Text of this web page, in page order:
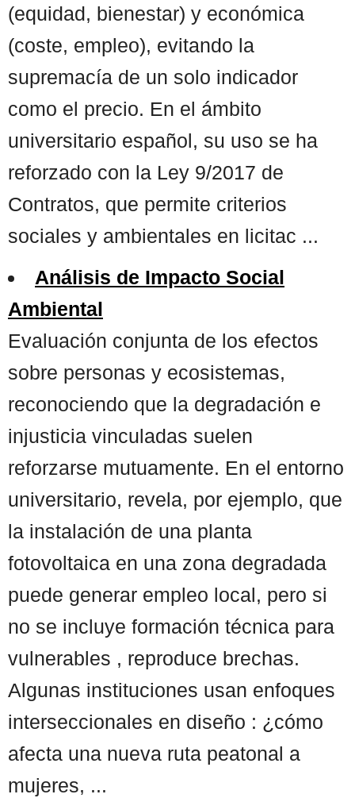
(equidad, bienestar) y económica
(coste, empleo), evitando la
supremacía de un solo indicador
como el precio. En el ámbito
universitario español, su uso se ha
reforzado con la Ley 9/2017 de
Contratos, que permite criterios
sociales y ambientales en licitac ...
Análisis de Impacto Social
Ambiental
Evaluación conjunta de los efectos
sobre personas y ecosistemas,
reconociendo que la degradación e
injusticia vinculadas suelen
reforzarse mutuamente. En el entorno
universitario, revela, por ejemplo, que
la instalación de una planta
fotovoltaica en una zona degradada
puede generar empleo local, pero si
no se incluye formación técnica para
vulnerables , reproduce brechas.
Algunas instituciones usan enfoques
interseccionales en diseño : ¿cómo
afecta una nueva ruta peatonal a
mujeres, ...